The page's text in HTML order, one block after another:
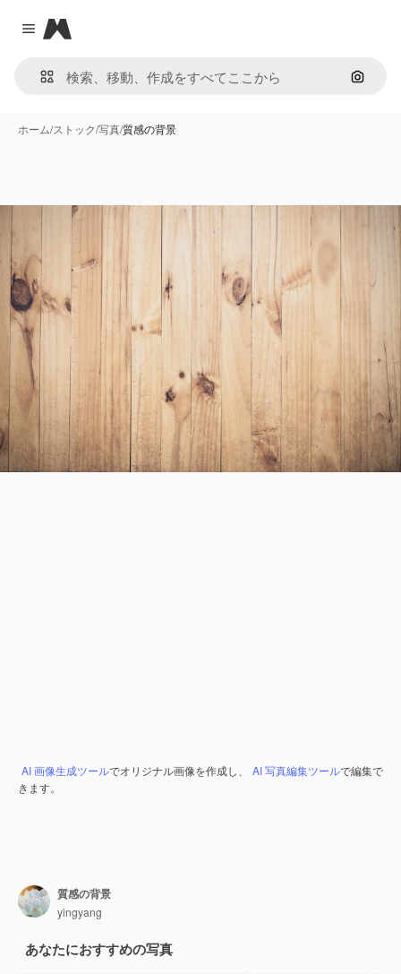
Close menu
Magnific
画像で
ホーム/ストック/写真/質感の背景
AI 画像生成ツールでオリジナル画像を作成し、 AI 写真編集ツールで編集で
きます。
質感の背景
yingyang
あなたにおすすめの写真